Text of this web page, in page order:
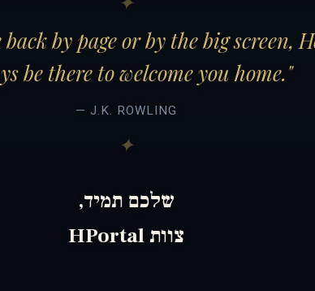
by page or by the big screen,
be there to welcome you home."
— J.K. ROWLING
שלכם תמיד,
צוות HPortal